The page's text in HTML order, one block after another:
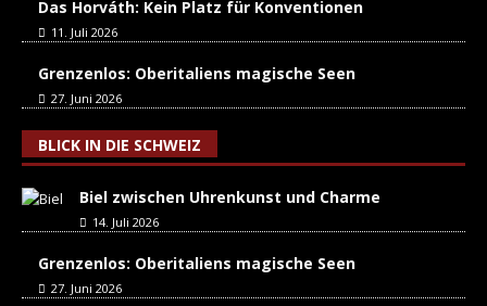
Das Horváth: Kein Platz für Konventionen
11. Juli 2026
Grenzenlos: Oberitaliens magische Seen
27. Juni 2026
BLICK IN DIE SCHWEIZ
Biel zwischen Uhrenkunst und Charme
14. Juli 2026
Grenzenlos: Oberitaliens magische Seen
27. Juni 2026